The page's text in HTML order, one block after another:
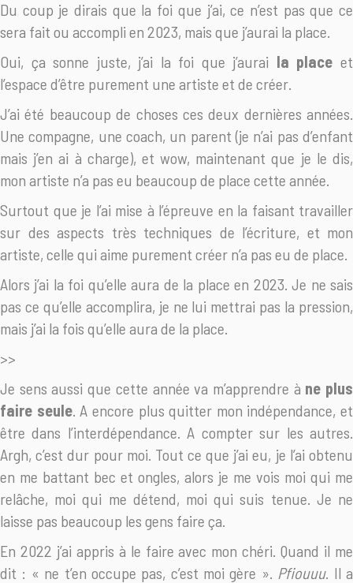
Du coup je dirais que la foi que j’ai, ce n’est pas que ce
sera fait ou accompli en 2023, mais que j’aurai la place.
Oui, ça sonne juste, j’ai la foi que j’aurai la place et
l’espace d’être purement une artiste et de créer.
J’ai été beaucoup de choses ces deux dernières années.
Une compagne, une coach, un parent (je n’ai pas d’enfant
mais j’en ai à charge), et wow, maintenant que je le dis,
mon artiste n’a pas eu beaucoup de place cette année.
Surtout que je l’ai mise à l’épreuve en la faisant travailler
sur des aspects très techniques de l’écriture, et mon
artiste, celle qui aime purement créer n’a pas eu de place.
Alors j’ai la foi qu’elle aura de la place en 2023. Je ne sais
pas ce qu’elle accomplira, je ne lui mettrai pas la pression,
mais j’ai la fois qu’elle aura de la place.
>>
Je sens aussi que cette année va m’apprendre à ne plus
faire seule. A encore plus quitter mon indépendance, et
être dans l’interdépendance. A compter sur les autres.
Argh, c’est dur pour moi. Tout ce que j’ai eu, je l’ai obtenu
en me battant bec et ongles, alors je me vois moi qui me
relâche, moi qui me détend, moi qui suis tenue. Je ne
laisse pas beaucoup les gens faire ça.
En 2022 j’ai appris à le faire avec mon chéri. Quand il me
dit : « ne t’en occupe pas, c’est moi gère ». Pfiouuu. Il a